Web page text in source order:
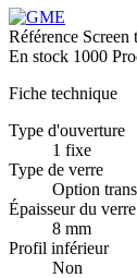
Référence Screen
En stock 1000
Fiche technique
Type d'ouverture
1 fixe
Type de verre
Option
Épaisseur du verre
8 mm
Profil inférieur
Non